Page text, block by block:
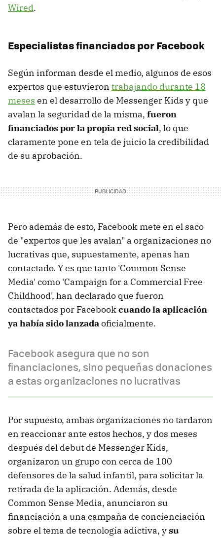
Wired.
Especialistas financiados por Facebook
Según informan desde el medio, algunos de esos
expertos que estuvieron trabajando durante 18
meses en el desarrollo de Messenger Kids y que
avalan la seguridad de la misma, fueron
financiados por la propia red social, lo que
claramente pone en tela de juicio la credibilidad
de su aprobación.
Pero además de esto, Facebook mete en el saco
de "expertos que les avalan" a organizaciones no
lucrativas que, supuestamente, apenas han
contactado. Y es que tanto 'Common Sense
Media' como 'Campaign for a Commercial Free
Childhood', han declarado que fueron
contactados por Facebookcuando la aplicación
ya había sido lanzadaoficialmente.
Facebook asegura que no son
financiaciones, sino pequeñas donaciones
a estas organizaciones no lucrativas
Por supuesto, ambas organizaciones no tardaron
en reaccionar ante estos hechos, y dos meses
después del debut de Messenger Kids,
organizaron un grupo con cerca de 100
defensores de la salud infantil, para solicitar la
retirada de la aplicación. Además, desde
Common Sense Media, anunciaron su
financiación a una campaña de concienciación
sobre el tema de tecnología adictiva, ysu